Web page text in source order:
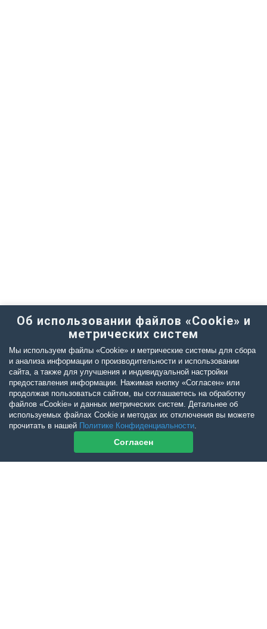
Об использовании файлов «Cookie» и
метрических систем
Мы используем файлы «Cookie» и метрические системы для сбора
и анализа информации о производительности и использовании
сайта, а также для улучшения и индивидуальной настройки
предоставления информации. Нажимая кнопку «Согласен» или
продолжая пользоваться сайтом, вы соглашаетесь на обработку
файлов «Cookie» и данных метрических систем. Детальнее об
используемых файлах Cookie и методах их отключения вы можете
прочитать в нашей Политике Конфиденциальности.
Согласен